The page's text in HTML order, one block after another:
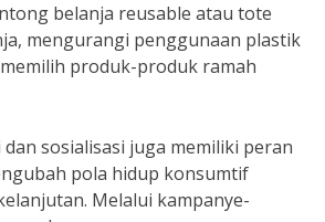
belanja reusable atau tote
mengurangi penggunaan plastik
produk-produk ramah
sosialisasi juga memiliki peran
pola hidup konsumtif
Melalui kampanye-